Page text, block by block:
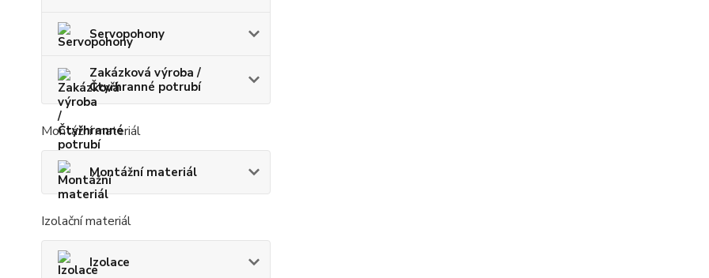
Servopohony
Zakázková výroba /
Čtyřhranné potrubí
Montážní materiál
Montážní materiál
Izolační materiál
Izolace